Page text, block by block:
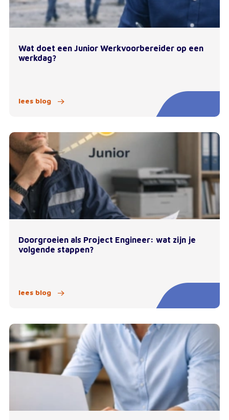
Wat doet een Junior Werkvoorbereider op een
werkdag?
lees blog
Doorgroeien als Project Engineer: wat zijn je
volgende stappen?
lees blog